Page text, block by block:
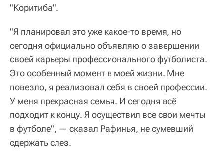
"Коритиба".
"Я планировал это уже какое-то время, но
сегодня официально объявляю о завершении
своей карьеры профессионального футболиста.
Это особенный момент в моей жизни. Мне
повезло, я реализовал себя в своей профессии.
У меня прекрасная семья. И сегодня всё
подходит к концу. Я осуществил все свои мечты
в футболе", — сказал Рафинья, не сумевший
сдержать слез.